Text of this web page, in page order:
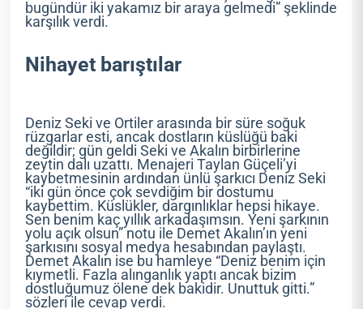
bugündür iki yakamız bir araya gelmedi” şeklinde
karşılık verdi.
Nihayet barıştılar
Deniz Seki ve Ortiler arasında bir süre soğuk
rüzgarlar esti, ancak dostların küslüğü baki
değildir; gün geldi Seki ve Akalın birbirlerine
zeytin dalı uzattı. Menajeri Taylan Güçeli’yi
kaybetmesinin ardından ünlü şarkıcı Deniz Seki
“iki gün önce çok sevdiğim bir dostumu
kaybettim. Küslükler, dargınlıklar hepsi hikaye.
Sen benim kaç yıllık arkadaşımsın. Yeni şarkının
yolu açık olsun” notu ile Demet Akalın’ın yeni
şarkısını sosyal medya hesabından paylaştı.
Demet Akalın ise bu hamleye “Deniz benim için
kıymetli. Fazla alınganlık yaptı ancak bizim
dostluğumuz ölene dek bakidir. Unuttuk gitti.”
sözleri ile cevap verdi.